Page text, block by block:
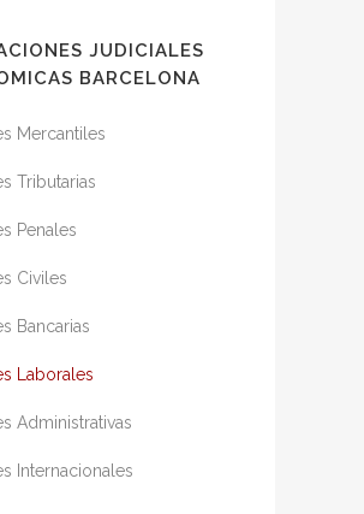
JUDICIALES
BARCELONA
Mercantiles
Tributarias
Penales
Civiles
Bancarias
Laborales
Administrativas
Internacionales